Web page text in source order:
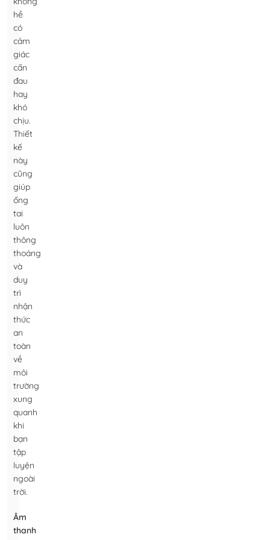
hề
có
cảm
giác
cấn
đau
hay
khó
chịu.
Thiết
kế
này
cũng
giúp
ống
tai
luôn
thông
thoáng
và
duy
trì
nhận
thức
an
toàn
về
môi
trường
xung
quanh
khi
bạn
tập
luyện
ngoài
trời.
Âm
thanh